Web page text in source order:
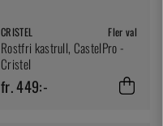
CRISTEL Fler val
Rostfri kastrull, CastelPro -
Cristel
fr. 449:-